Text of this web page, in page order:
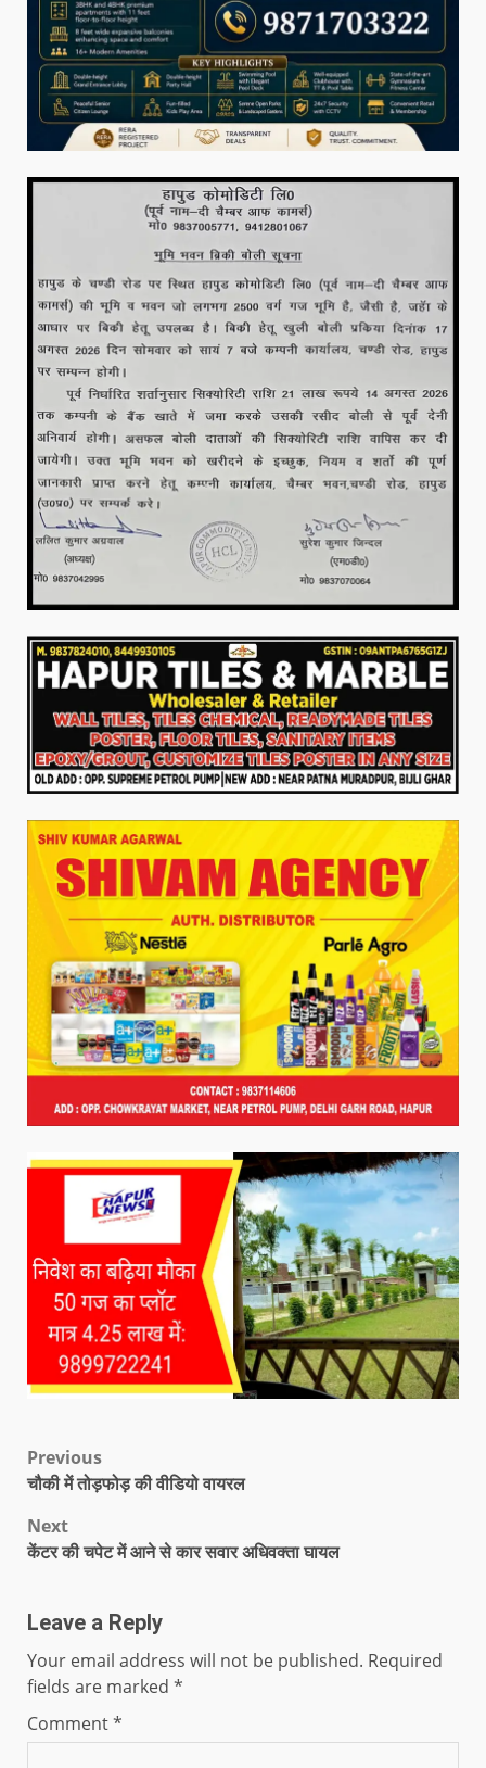
Previous
चौकी में तोड़फोड़ की वीडियो वायरल
Next
केंटर की चपेट में आने से कार सवार अधिवक्ता घायल
Leave a Reply
Your email address will not be published. Required
fields are marked *
Comment*